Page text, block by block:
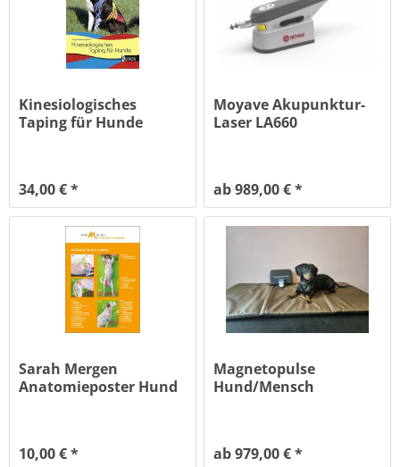
Kinesiologisches
Taping für Hunde
34,00 € *
Moyave Akupunktur-
Laser LA660
ab 989,00 € *
Sarah Mergen
Anatomieposter Hund
10,00 € *
Magnetopulse
Hund/Mensch
ab 979,00 € *